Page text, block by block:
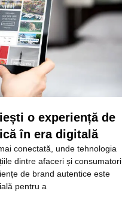
o experiență de
în era digitală
conectată, unde tehnologia
dintre afaceri și consumatori,
de brand autentice este
pentru a